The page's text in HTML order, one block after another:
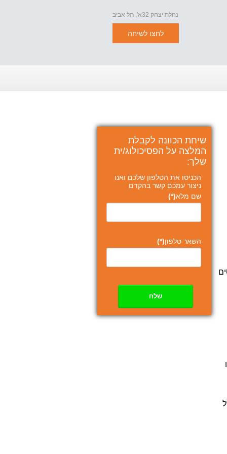
נחלת יצחק 32א', תל אביב
לחצו לשיחה
שיחת הכוונה לקבלת
המלצה על הפסיכולוג/ית
שלך:
הכניסו את הטלפון שלכם ואנו
ניצור עמכם קשר בהקדם
שם מלא(*)
השאר טלפון(*)
שלח